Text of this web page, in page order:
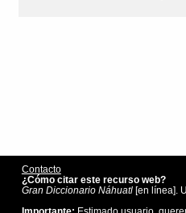
Contacto
¿Cómo citar este recurso web?
Gran Diccionario Náhuatl[en línea].